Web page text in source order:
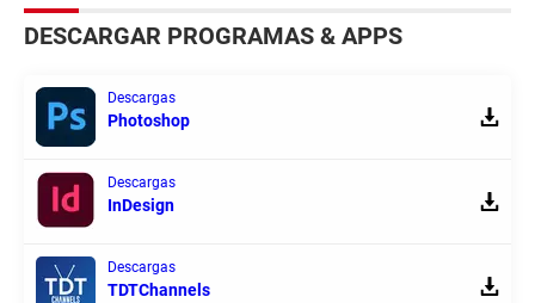
DESCARGAR PROGRAMAS & APPS
Descargas
Photoshop
Descargas
InDesign
Descargas
TDTChannels